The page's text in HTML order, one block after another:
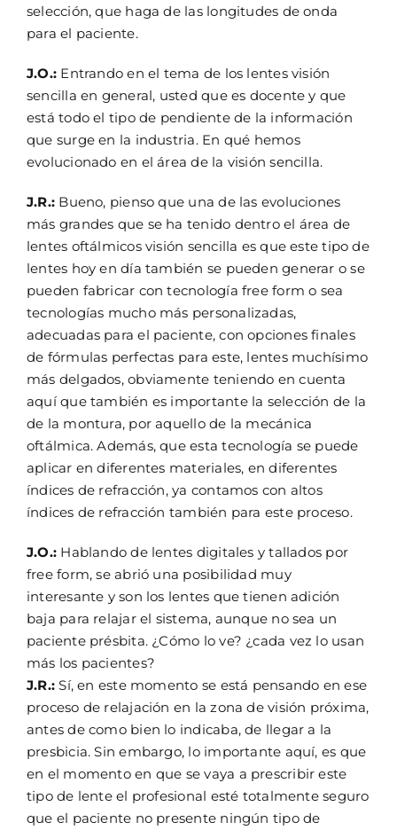
selección, que haga de las longitudes de onda
para el paciente.
J.O.: Entrando en el tema de los lentes visión
sencilla en general, usted que es docente y que
está todo el tipo de pendiente de la información
que surge en la industria. En qué hemos
evolucionado en el área de la visión sencilla.
J.R.: Bueno, pienso que una de las evoluciones
más grandes que se ha tenido dentro el área de
lentes oftálmicos visión sencilla es que este tipo de
lentes hoy en día también se pueden generar o se
pueden fabricar con tecnología free form o sea
tecnologías mucho más personalizadas,
adecuadas para el paciente, con opciones finales
de fórmulas perfectas para este, lentes muchísimo
más delgados, obviamente teniendo en cuenta
aquí que también es importante la selección de la
de la montura, por aquello de la mecánica
oftálmica. Además, que esta tecnología se puede
aplicar en diferentes materiales, en diferentes
índices de refracción, ya contamos con altos
índices de refracción también para este proceso.
J.O.: Hablando de lentes digitales y tallados por
free form, se abrió una posibilidad muy
interesante y son los lentes que tienen adición
baja para relajar el sistema, aunque no sea un
paciente présbita. ¿Cómo lo ve? ¿cada vez lo usan
más los pacientes?
J.R.:Sí, en este momento se está pensando en ese
proceso de relajación en la zona de visión próxima,
antes de como bien lo indicaba, de llegar a la
presbicia. Sin embargo, lo importante aquí, es que
en el momento en que se vaya a prescribir este
tipo de lente el profesional esté totalmente seguro
que el paciente no presente ningún tipo de